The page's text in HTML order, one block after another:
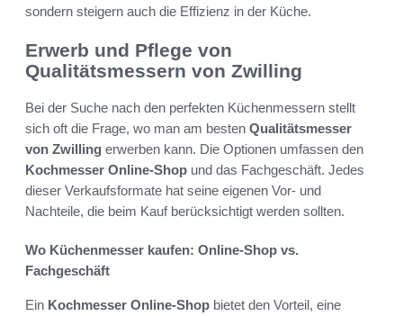
sondern steigern auch die Effizienz in der Küche.
Erwerb und Pflege von
Qualitätsmessern von Zwilling
Bei der Suche nach den perfekten Küchenmessern stellt
sich oft die Frage, wo man am besten Qualitätsmesser
von Zwilling erwerben kann. Die Optionen umfassen den
Kochmesser Online-Shop und das Fachgeschäft. Jedes
dieser Verkaufsformate hat seine eigenen Vor- und
Nachteile, die beim Kauf berücksichtigt werden sollten.
Wo Küchenmesser kaufen: Online-Shop vs.
Fachgeschäft
Ein Kochmesser Online-Shop bietet den Vorteil, eine